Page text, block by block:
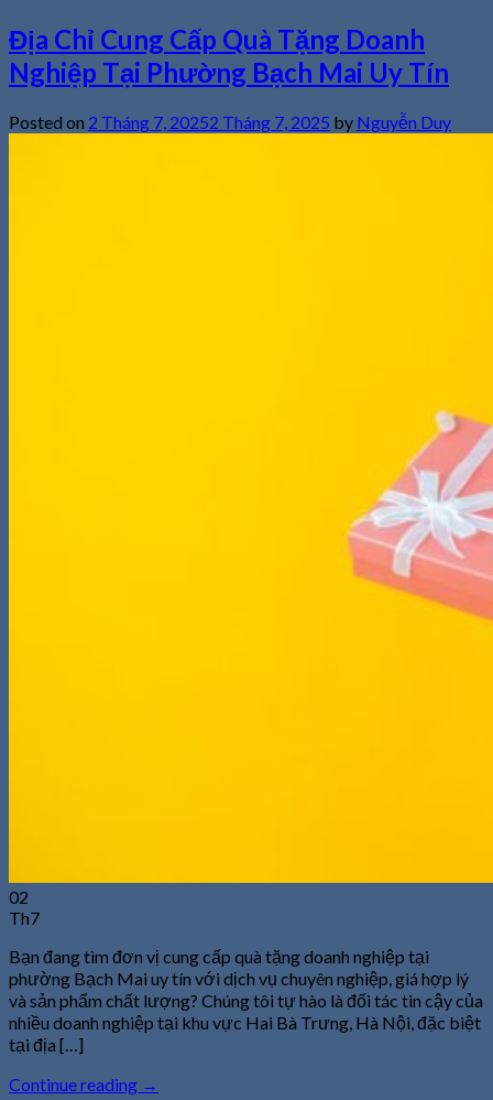
Địa Chỉ Cung Cấp Quà Tặng Doanh
Nghiệp Tại Phường Bạch Mai Uy Tín
Posted on 2 Tháng 7, 20252 Tháng 7, 2025 by Nguyễn Duy
02
Th7
Bạn đang tìm đơn vị cung cấp quà tặng doanh nghiệp tại
phường Bạch Mai uy tín với dịch vụ chuyên nghiệp, giá hợp lý
và sản phẩm chất lượng? Chúng tôi tự hào là đối tác tin cậy của
nhiều doanh nghiệp tại khu vực Hai Bà Trưng, Hà Nội, đặc biệt
tại địa […]
Continue reading →